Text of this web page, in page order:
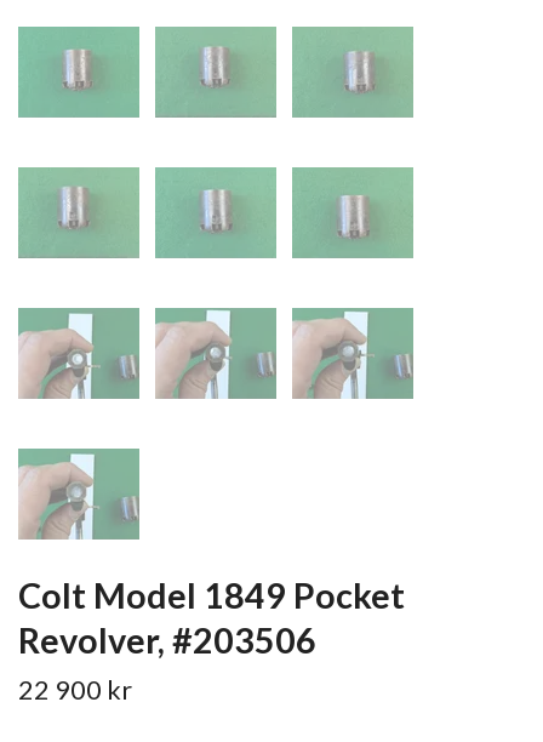
Colt Model 1849 Pocket
Revolver, #203506
22 900 kr